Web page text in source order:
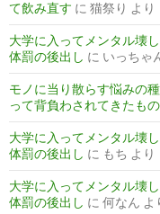
て飲み直す に 猫祭り より
大学に入ってメンタル壊
体罰の後出し に いっちゃ
モノに当り散らす悩みの
って背負わされてきたもの
大学に入ってメンタル壊
体罰の後出し に もち より
大学に入ってメンタル壊
体罰の後出し に 何なん よ